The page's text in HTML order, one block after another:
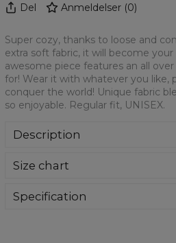
Del Anmeldelser (0)
Super cozy, thanks to loose and
extra soft fabric, it will become
awesome piece features an all
for! Wear it with whatever you like,
conquer the world! Unique fabric
so enjoyable. Regular fit, UNISEX.
Description
bawełny i poliestru z wysokiej
długie rękawy. Trwałe,
Size chart
Specification